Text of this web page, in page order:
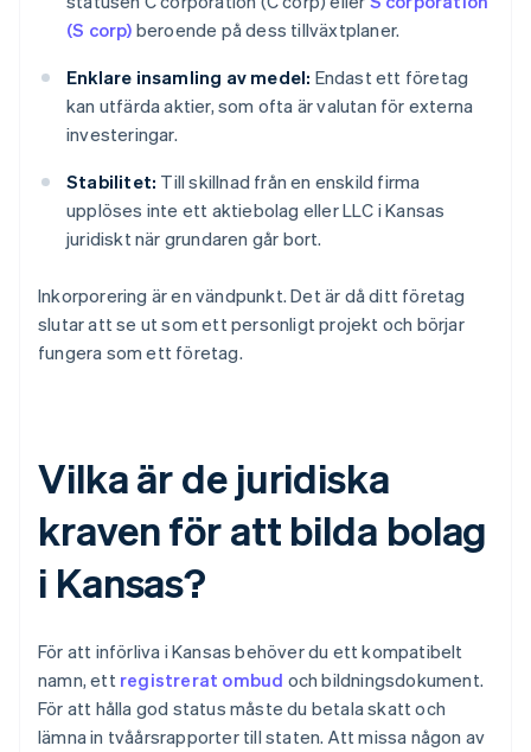
(S corp) beroende på dess tillväxtplaner.
Enklare insamling av medel: Endast ett företag
kan utfärda aktier, som ofta är valutan för externa
investeringar.
Stabilitet: Till skillnad från en enskild firma
upplöses inte ett aktiebolag eller LLC i Kansas
juridiskt när grundaren går bort.
Inkorporering är en vändpunkt. Det är då ditt företag
slutar att se ut som ett personligt projekt och börjar
fungera som ett företag.
Vilka är de juridiska
kraven för att bilda bolag
i Kansas?
För att införliva i Kansas behöver du ett kompatibelt
namn, ett registrerat ombud och bildningsdokument.
För att hålla god status måste du betala skatt och
lämna in tvåårsrapporter till staten. Att missa någon av